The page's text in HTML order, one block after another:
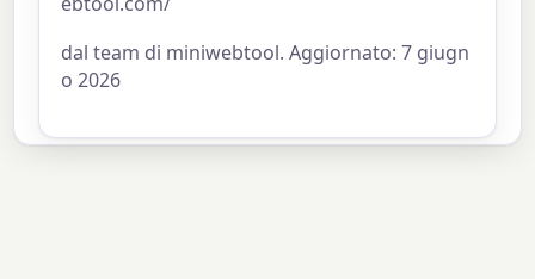
dal team di miniwebtool. Aggiornato: 7 giugn
o 2026